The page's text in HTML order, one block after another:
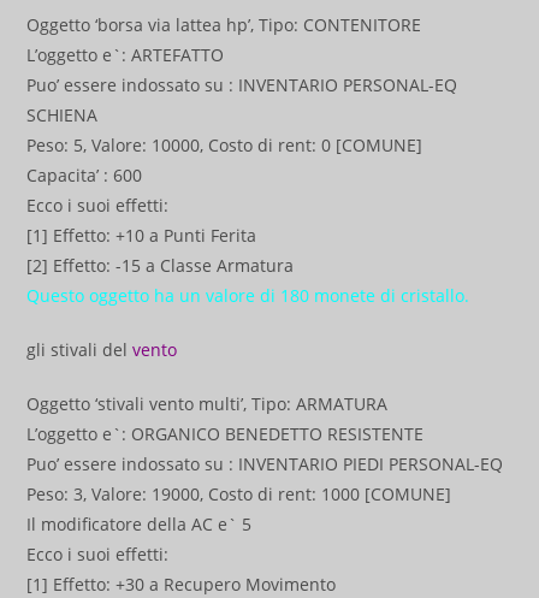
Oggetto ‘borsa via lattea hp’, Tipo: CONTENITORE
L’oggetto e`: ARTEFATTO
Puo’ essere indossato su : INVENTARIO PERSONAL-EQ
SCHIENA
Peso: 5, Valore: 10000, Costo di rent: 0 [COMUNE]
Capacita’ : 600
Ecco i suoi effetti:
[1] Effetto: +10 a Punti Ferita
[2] Effetto: -15 a Classe Armatura
Questo oggetto ha un valore di 180 monete di cristallo.
gli stivali delvento
Oggetto ‘stivali vento multi’, Tipo: ARMATURA
L’oggetto e`: ORGANICO BENEDETTO RESISTENTE
Puo’ essere indossato su : INVENTARIO PIEDI PERSONAL-EQ
Peso: 3, Valore: 19000, Costo di rent: 1000 [COMUNE]
Il modificatore della AC e` 5
Ecco i suoi effetti:
[1] Effetto: +30 a Recupero Movimento